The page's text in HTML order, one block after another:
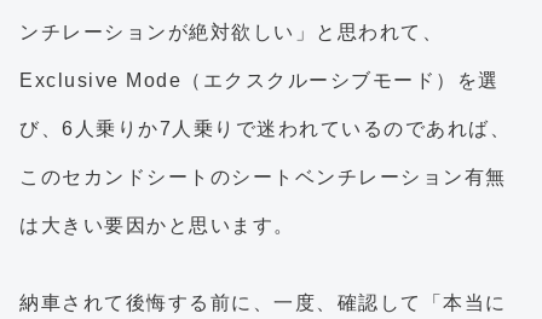
ンチレーションが絶対欲しい」と思われて、
Exclusive Mode（エクスクルーシブモード）を選
び、6人乗りか7人乗りで迷われているのであれば、
このセカンドシートのシートベンチレーション有無
は大きい要因かと思います。
納車されて後悔する前に、一度、確認して「本当に